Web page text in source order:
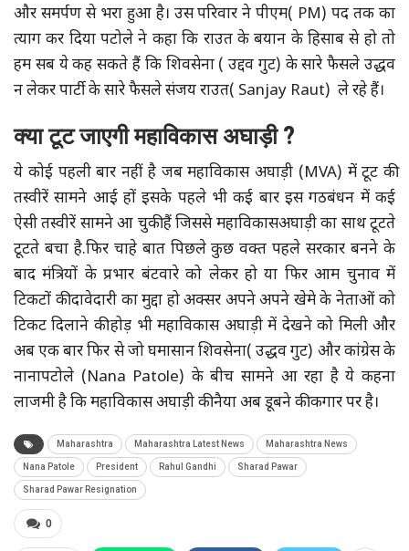
और समर्पण से भरा हुआ है। उस परिवार ने पीएम( PM) पद तक का
त्याग कर दिया पटोले ने कहा कि राउत के बयान के हिसाब से हो तो
हम सब ये कह सकते हैं कि शिवसेना ( उद्दव गुट) के सारे फैसले उद्धव
न लेकर पार्टी के सारे फैसले संजय राउत( Sanjay Raut) ले रहे हैं।
क्या टूट जाएगी महाविकास अघाड़ी?
ये कोई पहली बार नहीं है जब महाविकास अघाड़ी (MVA) में टूट की
तस्वीरें सामने आई हों इसके पहले भी कई बार इस गठबंधन में कई
ऐसी तस्वीरें सामने आ चुकी हैं जिससे महाविकासअघाड़ी का साथ टूटते
टूटते बचा है.फिर चाहे बात पिछले कुछ वक्त पहले सरकार बनने के
बाद मंत्रियों के प्रभार बंटवारे को लेकर हो या फिर आम चुनाव में
टिकटों की दावेदारी का मुद्दा हो अक्सर अपने अपने खेमे के नेताओं को
टिकट दिलाने की होड़ भी महाविकास अघाड़ी में देखने को मिली और
अब एक बार फिर से जो घमासान शिवसेना( उद्धव गुट) और कांग्रेस के
नानापटोले (Nana Patole) के बीच सामने आ रहा है ये कहना
लाजमी है कि महाविकास अघाड़ी की नैया अब डूबने की कगार पर है।
Maharashtra Maharashtra Latest News Maharashtra News
Nana Patole President Rahul Gandhi Sharad Pawar
Sharad Pawar Resignation
0